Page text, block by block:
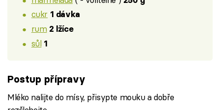
cukr 1 dávka
rum 2 lžíce
sůl 1
Postup přípravy
Mléko nalijte do mísy, přisypte mouku a dobře